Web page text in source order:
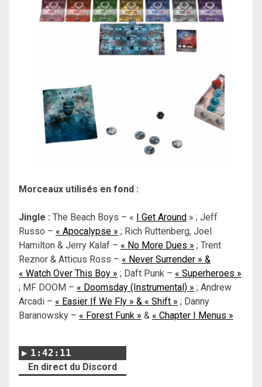
Morceaux utilisés en fond :
Jingle : The Beach Boys – « I Get Around » ; Jeff
Russo – « Apocalypse » ; Rich Ruttenberg, Joel
Hamilton & Jerry Kalaf – « No More Dues » ; Trent
Reznor & Atticus Ross – « Never Surrender » &
« Watch Over This Boy » ; Daft Punk – « Superheroes »
; MF DOOM – « Doomsday (Instrumental) » ; Andrew
Arcadi – « Easier If We Fly » & « Shift » ; Danny
Baranowsky – « Forest Funk » & « Chapter I Menus »
1:42:11
En direct du Discord